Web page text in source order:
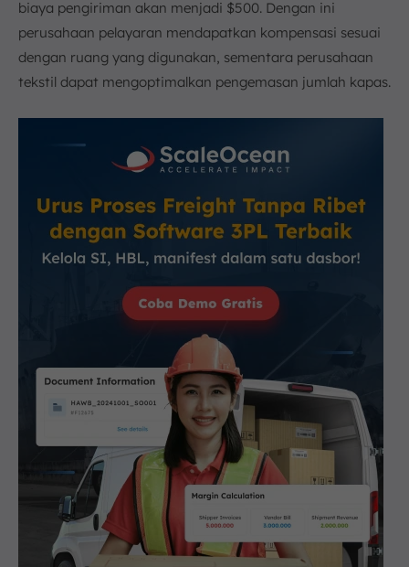
biaya pengiriman akan menjadi $500. Dengan ini
perusahaan pelayaran mendapatkan kompensasi sesuai
dengan ruang yang digunakan, sementara perusahaan
tekstil dapat mengoptimalkan pengemasan jumlah kapas.